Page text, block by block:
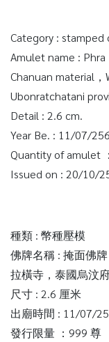
Category : stamped
Amulet name :
Chanuan material，
Ubonratchatani
Detail : 2.6 cm.
Year Be. : 11/07/
Quantity of amulet
Issued on : 20/10/
種類 : 幣種壓模
佛牌名稱 : 掩面佛
拉橫寺，泰國烏汶府
尺寸 : 2.6 厘米
出廟時間 : 11/07/
發行限量 ：999 尊